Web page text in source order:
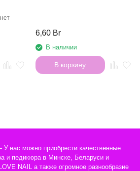
6,60 Br
В наличии
В корзину
нас можно приобрести качественные
и педикюра в Минске, Беларуси и
NAIL а также огромное разнообразие